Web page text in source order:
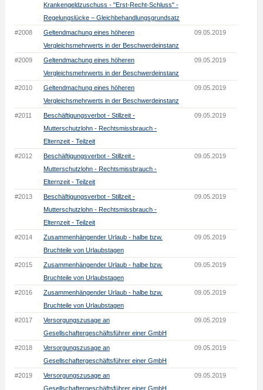
Krankengeldzuschuss - "Erst-Recht-Schluss" -
Regelungslücke – Gleichbehandlungsgrundsatz
#2008
Geltendmachung eines höheren
Vergleichsmehrwerts in der Beschwerdeinstanz
09.05.2019
#2009
Geltendmachung eines höheren
Vergleichsmehrwerts in der Beschwerdeinstanz
09.05.2019
#2010
Geltendmachung eines höheren
Vergleichsmehrwerts in der Beschwerdeinstanz
09.05.2019
#2011
Beschäftigungsverbot - Stillzeit -
Mutterschutzlohn - Rechtsmissbrauch -
Elternzeit - Teilzeit
09.05.2019
#2012
Beschäftigungsverbot - Stillzeit -
Mutterschutzlohn - Rechtsmissbrauch -
Elternzeit - Teilzeit
09.05.2019
#2013
Beschäftigungsverbot - Stillzeit -
Mutterschutzlohn - Rechtsmissbrauch -
Elternzeit - Teilzeit
09.05.2019
#2014
Zusammenhängender Urlaub - halbe bzw.
Bruchteile von Urlaubstagen
09.05.2019
#2015
Zusammenhängender Urlaub - halbe bzw.
Bruchteile von Urlaubstagen
09.05.2019
#2016
Zusammenhängender Urlaub - halbe bzw.
Bruchteile von Urlaubstagen
09.05.2019
#2017
Versorgungszusage an
Gesellschaftergeschäftsführer einer GmbH
09.05.2019
#2018
Versorgungszusage an
Gesellschaftergeschäftsführer einer GmbH
09.05.2019
#2019
Versorgungszusage an
Gesellschaftergeschäftsführer einer GmbH
09.05.2019